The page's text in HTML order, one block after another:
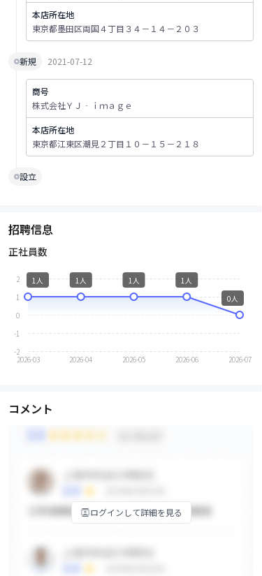
本店所在地
東京都墨田区両国４丁目３４－１４－２０３
新規 2021-07-12
商号
株式会社ＹＪ‐ｉｍａｇｅ
本店所在地
東京都江東区潮見２丁目１０－１５－２１８
設立
招聘信息
正社員数
-2
-1
0
1
2
2026-03 2026-04 2026-05 2026-06 2026-07
1人 1人 1人
1人
0人
コメント
ログインして詳細を見る